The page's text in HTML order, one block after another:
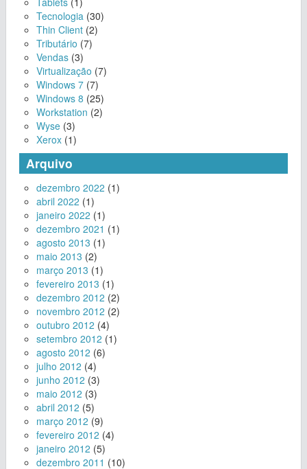
Tecnologia (30)
Thin Client (2)
Tributário (7)
Vendas (3)
Virtualização (7)
Windows 7 (7)
Windows 8 (25)
Workstation (2)
Wyse (3)
Xerox (1)
Arquivo
dezembro 2022 (1)
abril 2022 (1)
janeiro 2022 (1)
dezembro 2021 (1)
agosto 2013 (1)
maio 2013 (2)
março 2013 (1)
fevereiro 2013 (1)
dezembro 2012 (2)
novembro 2012 (2)
outubro 2012 (4)
setembro 2012 (1)
agosto 2012 (6)
julho 2012 (4)
junho 2012 (3)
maio 2012 (3)
abril 2012 (5)
março 2012 (9)
fevereiro 2012 (4)
janeiro 2012 (5)
dezembro 2011 (10)